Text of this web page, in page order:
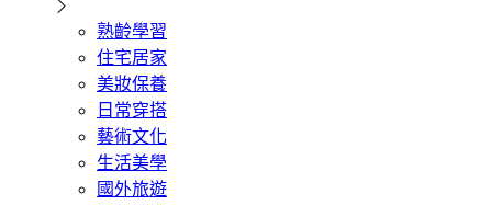
熟齡學習
住宅居家
美妝保養
日常穿搭
藝術文化
生活美學
國外旅遊